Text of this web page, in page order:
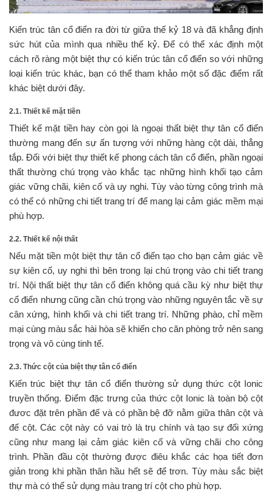
Kiến trúc tân cổ điển ra đời từ giữa thế kỷ 18 và đã khẳng định
sức hút của mình qua nhiều thế kỷ. Để có thể xác định một
cách rõ ràng một biệt thự có kiến trúc tân cổ điển so với những
loại kiến trúc khác, bạn có thể tham khảo một số đặc điểm rất
khác biệt dưới đây.
2.1. Thiết kế mặt tiền
Thiết kế mặt tiền hay còn gọi là ngoại thất biệt thự tân cổ điển
thường mang đến sự ấn tượng với những hàng cột dài, thẳng
tắp. Đối với biệt thự thiết kế phong cách tân cổ điển, phần ngoại
thất thường chú trọng vào khắc tạc những hình khối tạo cảm
giác vững chãi, kiên cố và uy nghi. Tùy vào từng công trình mà
có thể có những chi tiết trang trí để mang lại cảm giác mềm mại
phù hợp.
2.2. Thiết kế nội thất
Nếu mặt tiền một biệt thự tân cổ điển tạo cho bạn cảm giác về
sự kiên cố, uy nghi thì bên trong lại chú trọng vào chi tiết trang
trí. Nội thất biệt thự tân cổ điển không quá cầu kỳ như biệt thự
cổ điển nhưng cũng cần chú trọng vào những nguyên tắc về sự
cân xứng, hình khối và chi tiết trang trí. Những phào, chỉ mềm
mại cùng màu sắc hài hòa sẽ khiến cho căn phòng trở nên sang
trọng và vô cùng tinh tế.
2.3. Thức cột của biệt thự tân cổ điển
Kiến trúc biệt thự tân cổ điển thường sử dụng thức cột Ionic
truyền thống. Điểm đặc trưng của thức cột Ionic là toàn bộ cột
đươc đặt trên phần đế và có phần bệ đỡ nằm giữa thân cột và
đế cột. Các cột này có vai trò là trụ chính và tạo sự đối xứng
cũng như mang lại cảm giác kiên cố và vững chãi cho công
trình. Phần đầu cột thường được điêu khắc các họa tiết đơn
giản trong khi phần thân hầu hết sẽ để trơn. Tùy màu sắc biệt
thự mà có thể sử dụng màu trang trí cột cho phù hợp.